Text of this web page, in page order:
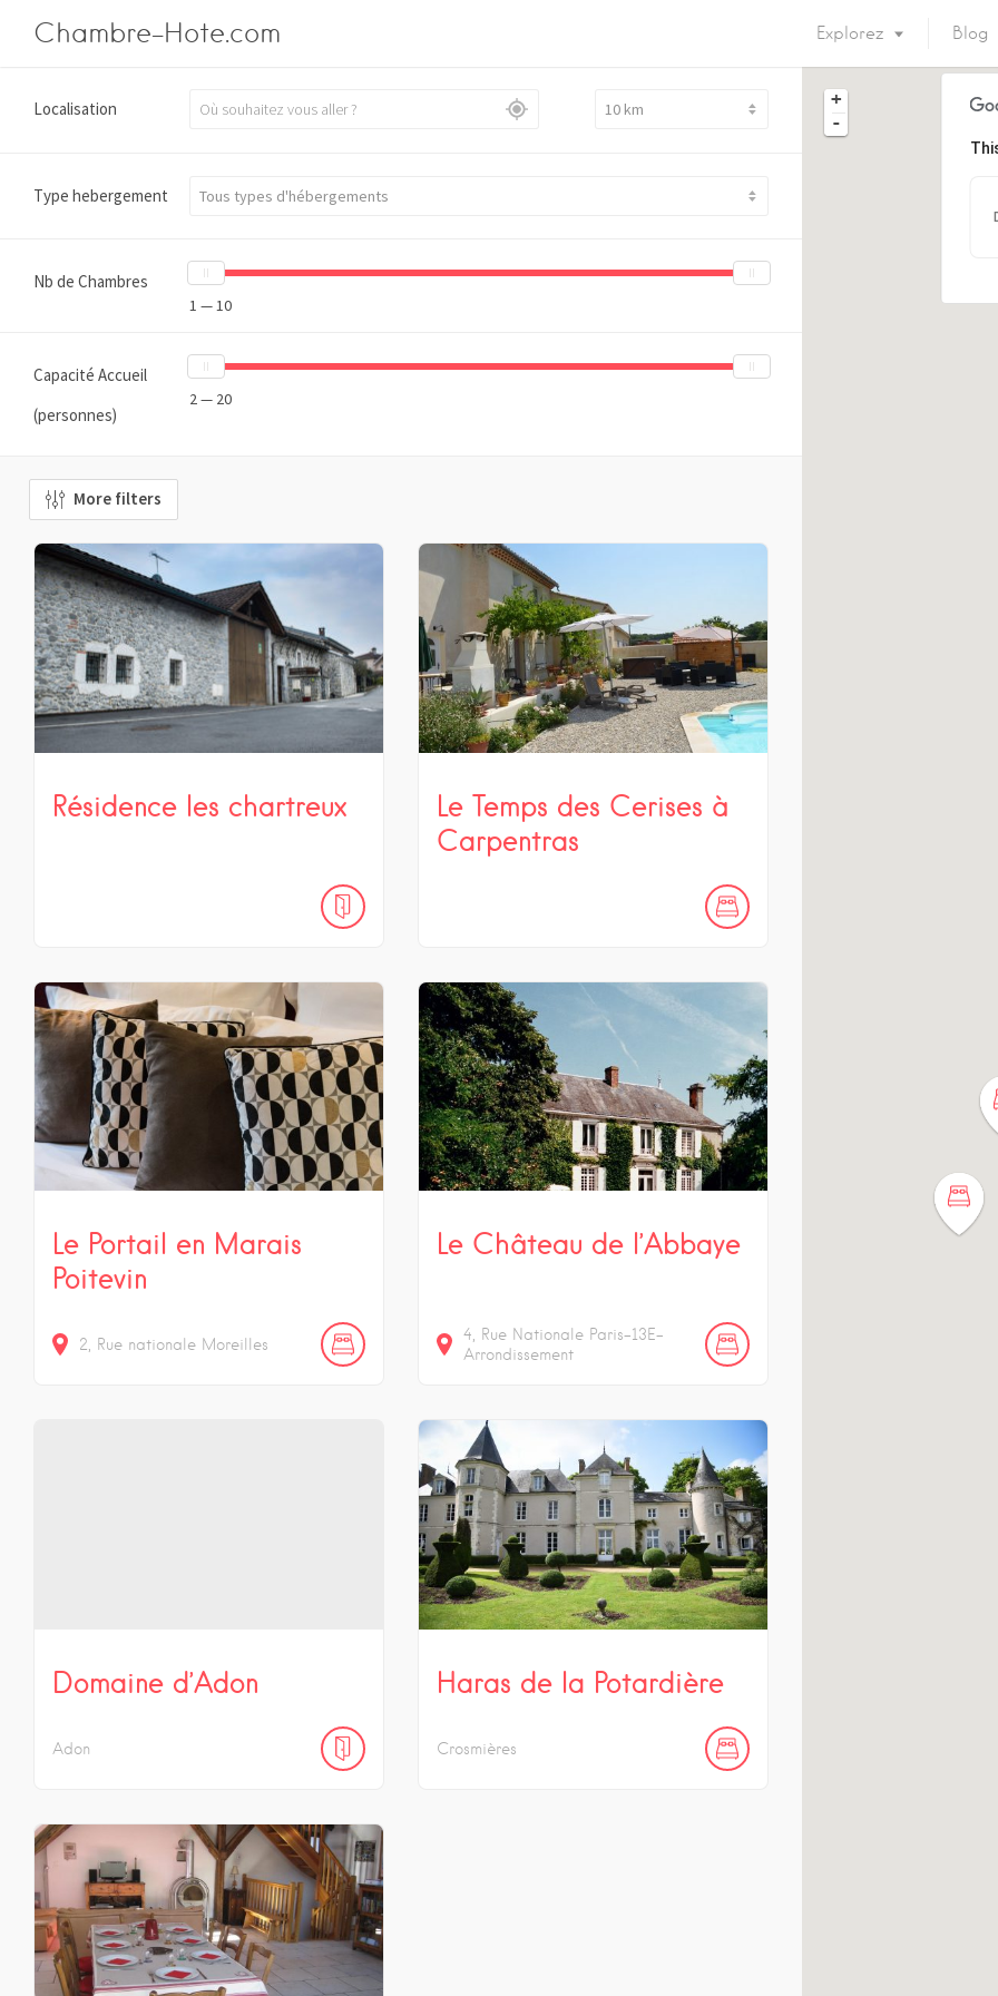
Chambre-Hote.com Explorez Blog
Localisation
Type hebergement
Nb de Chambres
1 — 10
Capacité Accueil
(personnes)
2 — 20
More filters
Résidence les chartreux
Le Temps des Cerises à
Carpentras
Le Portail en Marais
Poitevin
2 Rue nationale Moreilles
Le Château de l’Abbaye
4 Rue Nationale Paris-13E-
Arrondissement
Domaine d’Adon
Adon
Haras de la Potardière
Crosmières
+
-